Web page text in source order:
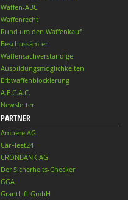
Waffen-ABC
Waffenrecht
Rund um den Waffenkauf
Beschussämter
Waffensachverständige
Ausbildungsmöglichkeiten
Erbwaffenblockierung
A.E.C.A.C.
Newsletter
PARTNER
Ampere AG
CarFleet24
CRONBANK AG
Der Sicherheits-Checker
GGA
GrantLift GmbH